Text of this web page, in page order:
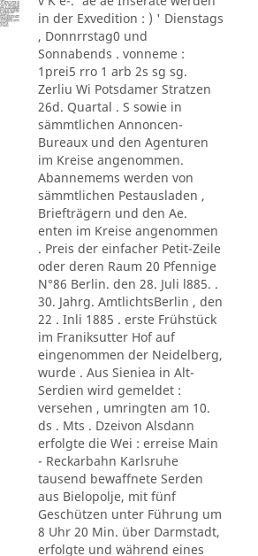
in der Exvedition : ) ' Dienstags
, Donnrrstag0 und
Sonnabends . vonneme :
1prei5 rro 1 arb 2s sg sg.
Zerliu Wi Potsdamer Stratzen
26d. Quartal . S sowie in
sämmtlichen Annoncen-
Bureaux und den Agenturen
im Kreise angenommen.
Abannemems werden von
sämmtlichen Pestausladen ,
Briefträgern und den Ae.
enten im Kreise angenommen
. Preis der einfacher Petit-Zeile
oder deren Raum 20 Pfennige
N°86 Berlin. den 28. Juli l885. .
30. Jahrg. AmtlichtsBerlin , den
22 . Inli 1885 . erste Frühstück
im Franiksutter Hof auf
eingenommen der Neidelberg,
wurde . Aus Sieniea in Alt-
Serdien wird gemeldet :
versehen , umringten am 10.
ds . Mts . Dzeivon Alsdann
erfolgte die Wei : erreise Main
- Reckarbahn Karlsruhe
tausend bewaffnete Serden
aus Bielopolje, mit fünf
Geschützen unter Führung um
8 Uhr 20 Min. über Darmstadt,
erfolgte und während eines